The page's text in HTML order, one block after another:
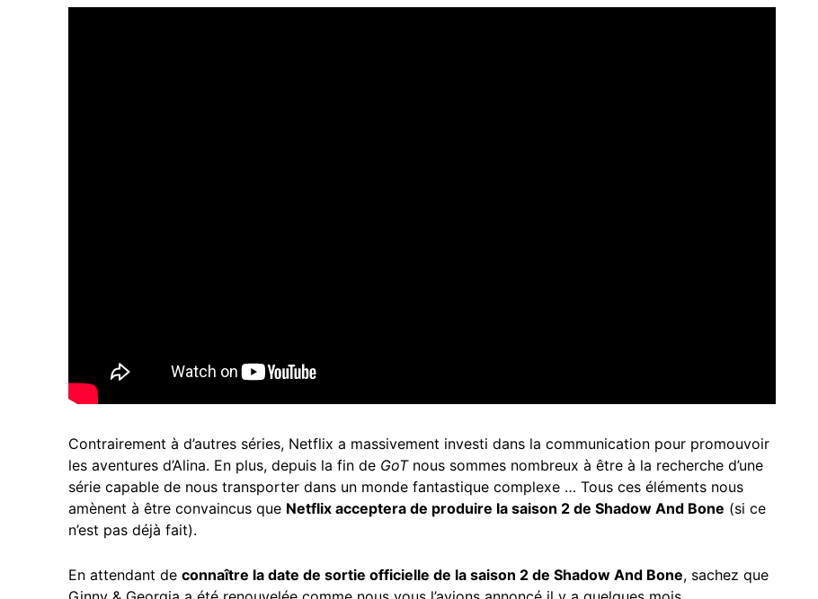
Contrairement à d’autres séries, Netflix a massivement investi dans la communication pour promouvoir
les aventures d’Alina. En plus, depuis la fin de GoTnous sommes nombreux à être à la recherche d’une
série capable de nous transporter dans un monde fantastique complexe … Tous ces éléments nous
amènent à être convaincus que Netflix acceptera de produire la saison 2 de Shadow And Bone (si ce
n’est pas déjà fait).
En attendant de connaître la date de sortie officielle de la saison 2 de Shadow And Bone, sachez que